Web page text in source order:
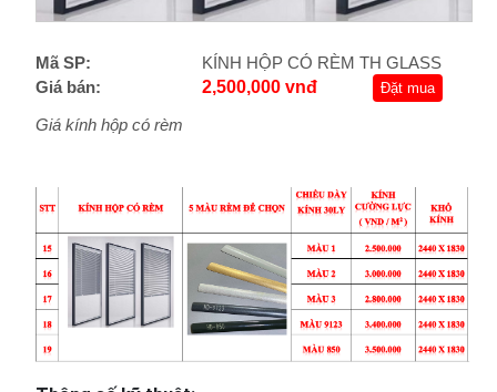
Mã SP:
KÍNH HỘP CÓ RÈM TH GLASS
Giá bán:
2,500,000 vnđ Đặt mua
Giá kính hộp có rèm